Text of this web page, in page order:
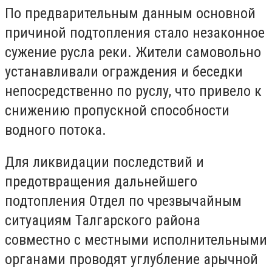
По предварительным данным основной
причиной подтопления стало незаконное
сужение русла реки. Жители самовольно
устанавливали ограждения и беседки
непосредственно по руслу, что привело к
снижению пропускной способности
водного потока.
Для ликвидации последствий и
предотвращения дальнейшего
подтопления Отдел по чрезвычайным
ситуациям Талгарского района
совместно с местными исполнительными
органами проводят углубление арычной